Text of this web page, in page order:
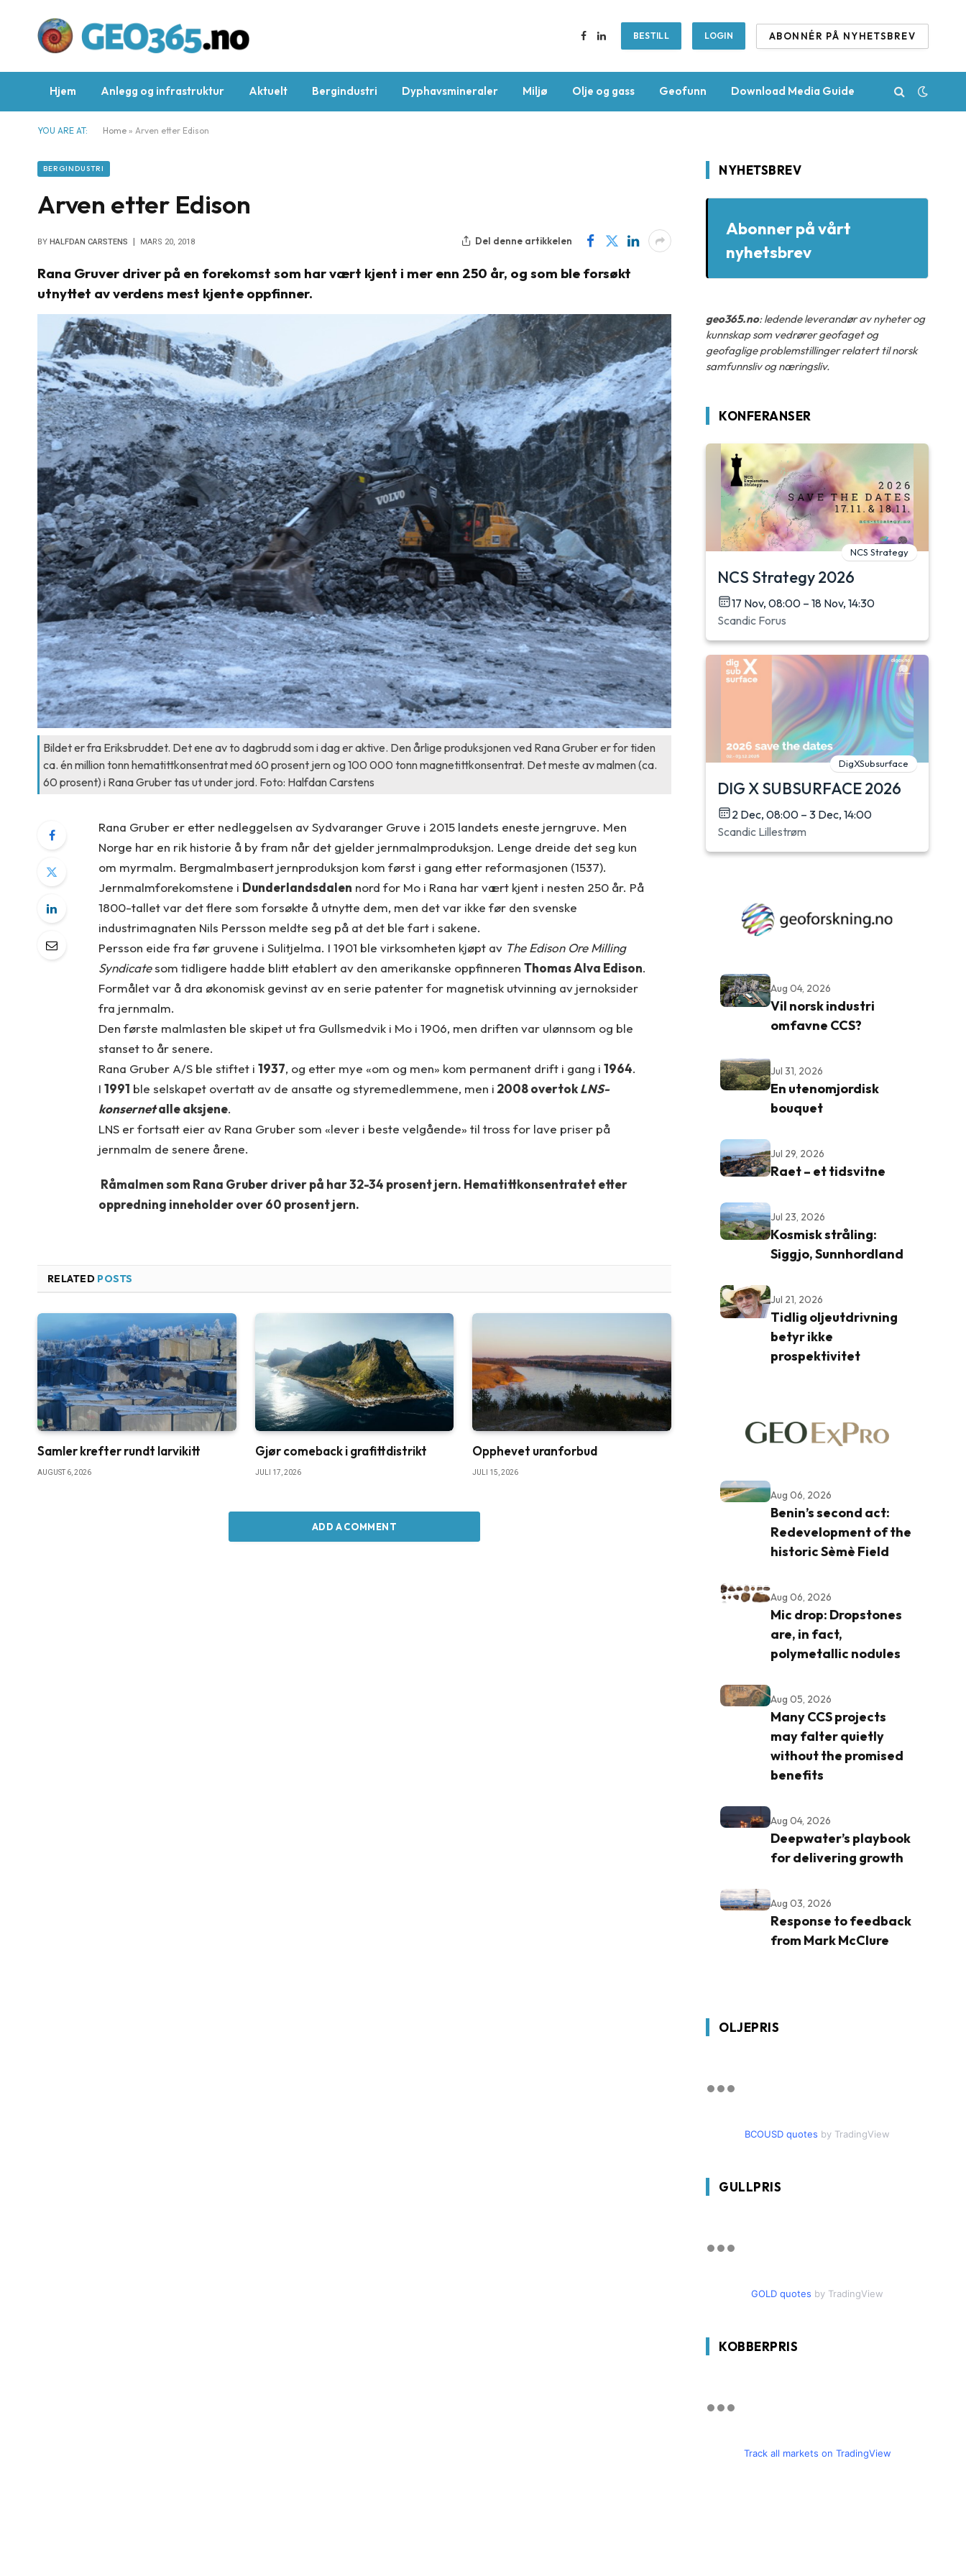
Facebook
LinkedInBESTILL LOGIN ABONNÉR PÅ NYHETSBREV
Hjem Anlegg og infrastruktur Aktuelt Bergindustri Dyphavsmineraler Miljø Olje og gass Geofunn Download Media Guide
YOU ARE AT: Home » Arven etter Edison
BERGINDUSTRI
Arven etter Edison
BY HALFDAN CARSTENS MARS 20, 2018 Del denne artikkelen
Rana Gruver driver på en forekomst som har vært kjent i mer enn 250 år, og som ble forsøkt
utnyttet av verdens mest kjente oppfinner.
Bildet er fra Eriksbruddet. Det ene av to dagbrudd som i dag er aktive. Den årlige produksjonen ved Rana Gruber er for tiden
ca. én million tonn hematittkonsentrat med 60 prosent jern og 100 000 tonn magnetittkonsentrat. Det meste av malmen (ca.
60 prosent) i Rana Gruber tas ut under jord. Foto: Halfdan Carstens
Rana Gruber er etter nedleggelsen av Sydvaranger Gruve i 2015 landets eneste jerngruve. Men
Norge har en rik historie å by fram når det gjelder jernmalmproduksjon. Lenge dreide det seg kun
om myrmalm. Bergmalmbasert jernproduksjon kom først i gang etter reformasjonen (1537).
Jernmalmforekomstene i Dunderlandsdalen nord for Mo i Rana har vært kjent i nesten 250 år. På
1800-tallet var det flere som forsøkte å utnytte dem, men det var ikke før den svenske
industrimagnaten Nils Persson meldte seg på at det ble fart i sakene.
Persson eide fra før gruvene i Sulitjelma. I 1901 ble virksomheten kjøpt av The Edison Ore Milling
Syndicatesom tidligere hadde blitt etablert av den amerikanske oppfinneren Thomas Alva Edison.
Formålet var å dra økonomisk gevinst av en serie patenter for magnetisk utvinning av jernoksider
fra jernmalm.
Den første malmlasten ble skipet ut fra Gullsmedvik i Mo i 1906, men driften var ulønnsom og ble
stanset to år senere.
Rana Gruber A/S ble stiftet i 1937, og etter mye «om og men» kom permanent drift i gang i 1964.
I 1991 ble selskapet overtatt av de ansatte og styremedlemmene, men i 2008 overtokLNS-
konsernetalle aksjene.
LNS er fortsatt eier av Rana Gruber som «lever i beste velgående» til tross for lave priser på
jernmalm de senere årene.
Råmalmen som Rana Gruber driver på har 32-34 prosent jern. Hematittkonsentratet etter
oppredning inneholder over 60 prosent jern.
RELATED POSTS
Samler krefter rundt larvikitt
AUGUST 6, 2026
Gjør comeback i grafittdistrikt
JULI 17, 2026
Opphevet uranforbud
JULI 15, 2026
ADD A COMMENT
NYHETSBREV
Abonner på vårt
nyhetsbrev
geo365.no: ledende leverandør av nyheter og
kunnskap som vedrører geofaget og
geofaglige problemstillinger relatert til norsk
samfunnsliv og næringsliv.
KONFERANSER
NCS Strategy
NCS Strategy 2026
17 Nov, 08:00 – 18 Nov, 14:30
Scandic Forus
DigXSubsurface
DIG X SUBSURFACE 2026
2 Dec, 08:00 – 3 Dec, 14:00
Scandic Lillestrøm
Aug 04, 2026
Vil norsk industri
omfavne CCS?
Jul 31, 2026
En utenomjordisk
bouquet
Jul 29, 2026
Raet – et tidsvitne
Jul 23, 2026
Kosmisk stråling:
Siggjo, Sunnhordland
Jul 21, 2026
Tidlig oljeutdrivning
betyr ikke
prospektivitet
Aug 06, 2026
Benin’s second act:
Redevelopment of the
historic Sèmè Field
Aug 06, 2026
Mic drop: Dropstones
are, in fact,
polymetallic nodules
Aug 05, 2026
Many CCS projects
may falter quietly
without the promised
benefits
Aug 04, 2026
Deepwater’s playbook
for delivering growth
Aug 03, 2026
Response to feedback
from Mark McClure
OLJEPRIS
BCOUSD quotes by TradingView
GULLPRIS
GOLD quotes by TradingView
KOBBERPRIS
Track all markets on TradingView